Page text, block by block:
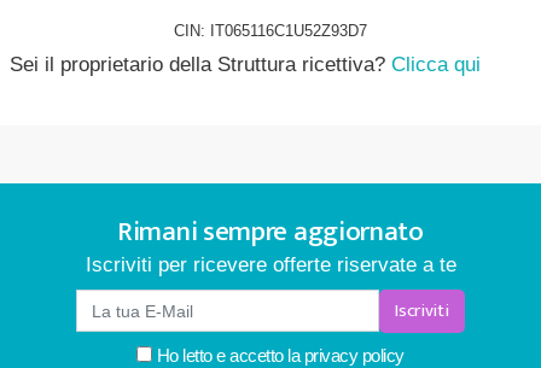
CIN: IT065116C1U52Z93D7
Sei il proprietario della Struttura ricettiva? Clicca qui
Rimani sempre aggiornato
Iscriviti per ricevere offerte riservate a te
Iscriviti
Ho letto e accetto la privacy policy